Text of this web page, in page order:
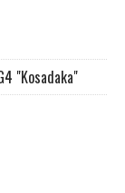
"Kosadaka"